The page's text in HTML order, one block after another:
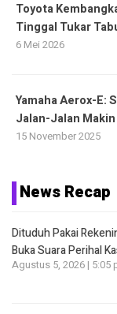
Toyota
Tinggal Tukar
6 Mei 2026
Yamaha Aerox-E:
Jalan-Jalan
15 November 2025
News Recap
Dituduh Pakai
Buka Suara Perihal
Agustus 5, 2026 | 5:05